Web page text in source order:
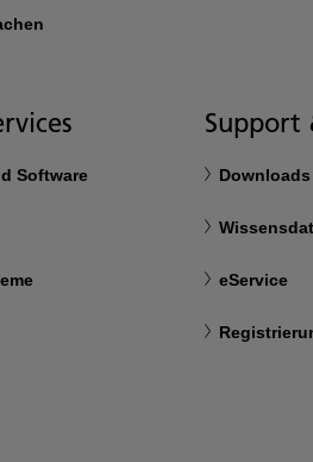
Software
Support
eService